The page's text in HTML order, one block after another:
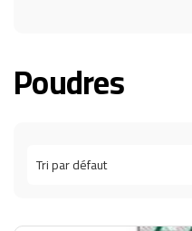
Poudres